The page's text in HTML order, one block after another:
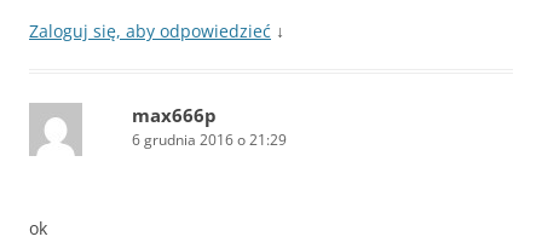
Zaloguj się, aby odpowiedzieć ↓
max666p
6 grudnia 2016 o 21:29
ok